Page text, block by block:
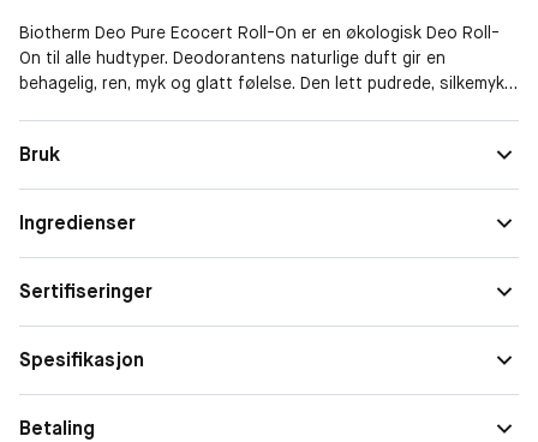
Biotherm Deo Pure Ecocert Roll-On er en økologisk Deo Roll-
On til alle hudtyper. Deodorantens naturlige duft gir en
behagelig, ren, myk og glatt følelse. Den lett pudrede, silkemyke
Bruk
Ingredienser
Sertifiseringer
Spesifikasjon
Betaling